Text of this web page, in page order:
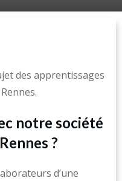
des apprentissages
notre société
?
d’une